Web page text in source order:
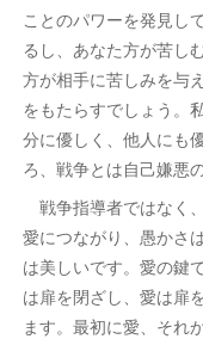
ことのパワーを発見し
るし、あなた方が苦し
方が相手に苦しみを与
をもたらすでしょう。
分に優しく、他人にも
ろ、戦争とは自己嫌悪
戦争指導者ではなく
愛につながり、愚かさ
は美しいです。愛の鍵
は扉を閉ざし、愛は扉
ます。最初に愛、それ